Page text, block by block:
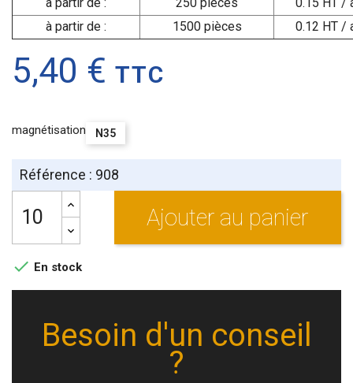
à partir de :
1500 pièces 0.12 HT /
5,40 € TTC
magnétisation N35
Référence : 908
Ajouter au panier
 En stock
Besoin d'un conseil
?